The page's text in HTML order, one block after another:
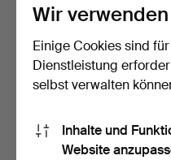
MERALIN JEWELRY.
Halskette mit Mond- und
S…
2 Tage
289 USD
Wir
Einige Cookies sind
Dienstleistung
selbst verwalten
Inhalte und
Website